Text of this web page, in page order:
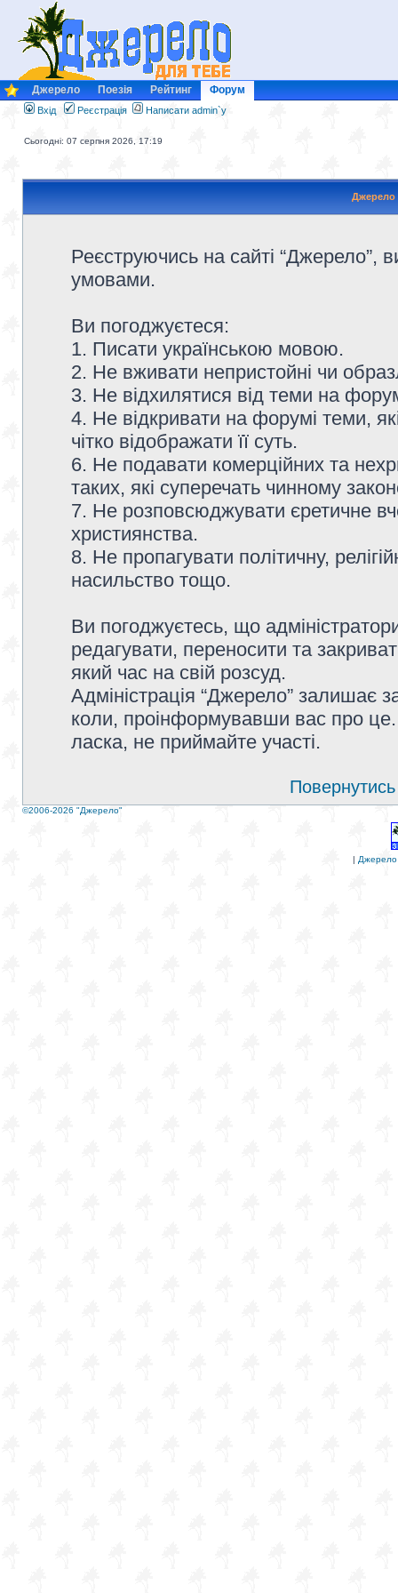
Джерело Поезія Рейтинг Форум
Вхід Реєстрація Написати admin`у
Сьогодні: 07 серпня 2026, 17:19
Джерело
Реєструючись на сайті “Джерело”,
умовами.
Ви погоджуєтеся:
1. Писати українською мовою.
2. Не вживати непристойні чи
3. Не відхилятися від теми на
4. Не відкривати на форумі теми,
чітко відображати її суть.
6. Не подавати комерційних та
таких, які суперечать чинному
7. Не розповсюджувати єретичне
християнства.
8. Не пропагувати політичну,
насильство тощо.
Ви погоджуєтесь, що
редагувати, переносити та
який час на свій розсуд.
Адміністрація “Джерело” залишає
коли, проінформувавши вас про
ласка, не приймайте участі.
Повернутись
©2006-2026 "Джерело"
| Джерело